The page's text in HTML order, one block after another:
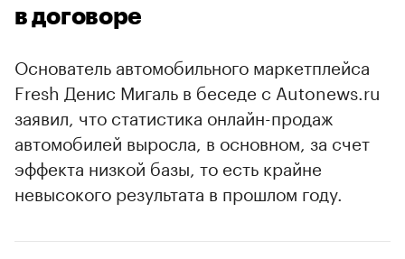
в договоре
Основатель автомобильного маркетплейса
Fresh Денис Мигаль в беседе с Autonews.ru
заявил, что статистика онлайн-продаж
автомобилей выросла, в основном, за счет
эффекта низкой базы, то есть крайне
невысокого результата в прошлом году.